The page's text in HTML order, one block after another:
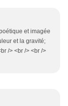
et imagée
et la gravité;
/> <br /> <br />